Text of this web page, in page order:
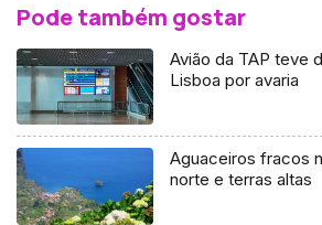
Pode também gostar
Avião da TAP teve
Lisboa por avaria
Aguaceiros fracos
norte e terras altas